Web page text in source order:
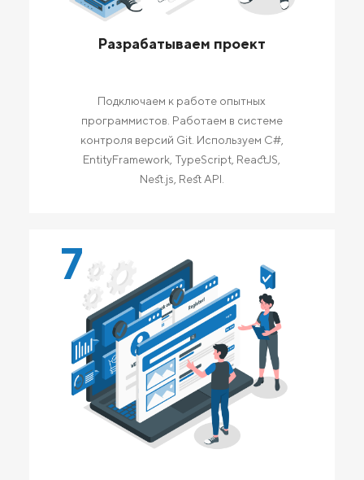
Разрабатываем проект
Подключаем к работе опытных
программистов. Работаем в системе
контроля версий Git. Используем C#,
EntityFramework, TypeScript, ReactJS,
Nest.js, Rest API.
7